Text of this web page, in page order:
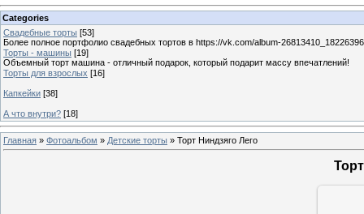
Categories
Свадебные торты [53]
Более полное портфолио свадебных тортов в https://vk.com/album-
Торты - машины [19]
Объемный торт машина - отличный подарок, который подарит массу впечатлений!
Торты для взрослых [16]
Капкейки [38]
А что внутри? [18]
Главная » Фотоальбом » Детские торты » Торт Ниндзяго Лего